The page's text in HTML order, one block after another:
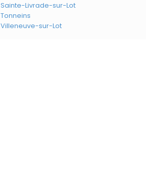
Sainte-Livrade-sur-Lot
Tonneins
Villeneuve-sur-Lot